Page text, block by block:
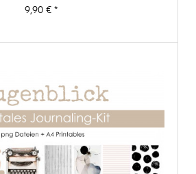
Augenblick
Preis
9,90 €*